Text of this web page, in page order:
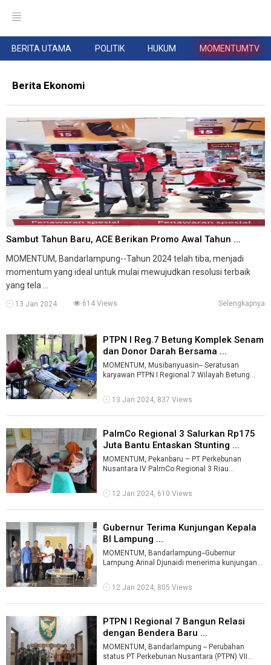
BERITA UTAMA POLITIK HUKUM MOMENTUMTV
Berita Ekonomi
Sambut Tahun Baru, ACE Berikan Promo Awal Tahun ...
MOMENTUM, Bandarlampung--Tahun 2024 telah tiba, menjadi
momentum yang ideal untuk mulai mewujudkan resolusi terbaik
yang tela ...
13 Jan 2024 614 Views Selengkapnya
PTPN I Reg.7 Betung Komplek Senam
dan Donor Darah Bersama ...
MOMENTUM, Musibanyuasin-- Seratusan
karyawan PTPN I Regional 7 Wilayah Betung
Talan ...
13 Jan 2024, 837 Views
PalmCo Regional 3 Salurkan Rp175
Juta Bantu Entaskan Stunting ...
MOMENTUM, Pekanbaru – PT Perkebunan
Nusantara IV PalmCo Regional 3 Riau
pengentasan s ...
12 Jan 2024, 610 Views
Gubernur Terima Kunjungan Kepala
BI Lampung ...
MOMENTUM, Bandarlampung--Gubernur
Lampung Arinal Djunaidi menerima kunjungan
Pro ...
12 Jan 2024, 805 Views
PTPN I Regional 7 Bangun Relasi
dengan Bendera Baru ...
MOMENTUM, Bandarlampung -- Perubahan
status PT Perkebunan Nusantara (PTPN) VII